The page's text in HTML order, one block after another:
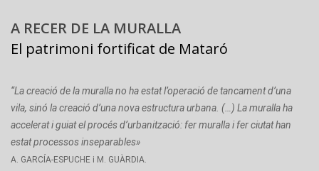
A RECER DE LA MURALLA
El patrimoni fortificat de Mataró
“La creació de la muralla no ha estat l’operació de tancament d’una
vila, sinó la creació d’una nova estructura urbana. (…) La muralla ha
accelerat i guiat el procés d’urbanització: fer muralla i fer ciutat han
estat processos inseparables»
A. GARCÍA-ESPUCHE i M. GUÀRDIA.